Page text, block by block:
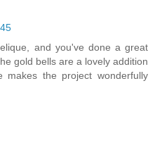
and you've done a great
gold bells are a lovely addition
the project wonderfully